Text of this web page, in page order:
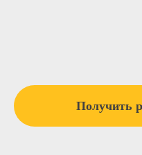
Получить